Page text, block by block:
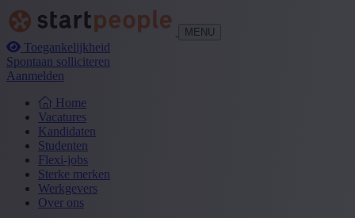
MENU
Toegankelijkheid
Spontaan solliciteren
Aanmelden
Home
Vacatures
Kandidaten
Studenten
Flexi-jobs
Sterke merken
Werkgevers
Over ons